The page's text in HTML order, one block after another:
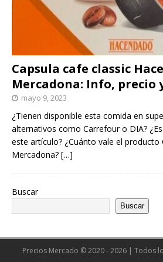
Capsula cafe classic
Mercadona: Info,
mayo 9, 2023
¿Tienen disponible esta comida en
alternativos como Carrefour o DIA?
este artículo? ¿Cuánto vale el producto
Mercadona? […]
Buscar
Buscar
Precios Mercado © 2020 - 2026 | Todos